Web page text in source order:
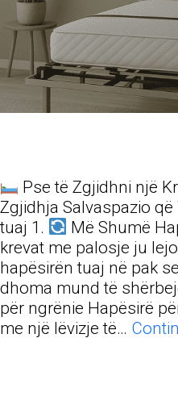
Pse të Zgjidhni një
Zgjidhja Salvaspazio
tuaj 1.
Më Shumë
krevat me palosje ju
hapësirën tuaj në pak
dhoma mund të
për ngrënie Hapësirë
me një lëvizje të…